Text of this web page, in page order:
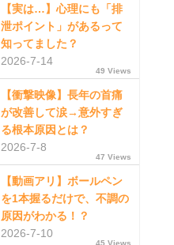
【実は…】心理にも「排
泄ポイント」があるって
知ってました？
2026-7-14
49 Views
【衝撃映像】長年の首痛
が改善して涙→意外すぎ
る根本原因とは？
2026-7-8
47 Views
【動画アリ】ボールペン
を1本握るだけで、不調の
原因がわかる！？
2026-7-10
45 Views